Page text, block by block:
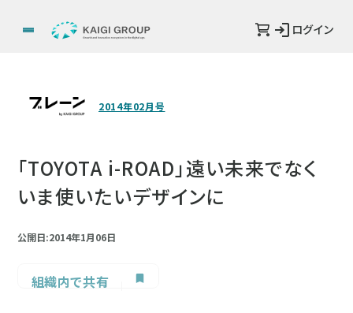
ログイン
2014年02月号
「TOYOTA i-ROAD」遠い未来でなく
いま使いたいデザインに
公開日:2014年1月06日
組織内で共有